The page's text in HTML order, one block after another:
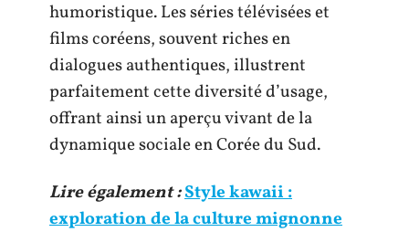
humoristique. Les séries télévisées et
films coréens, souvent riches en
dialogues authentiques, illustrent
parfaitement cette diversité d’usage,
offrant ainsi un aperçu vivant de la
dynamique sociale en Corée du Sud.
Lire également :Style kawaii :
exploration de la culture mignonne